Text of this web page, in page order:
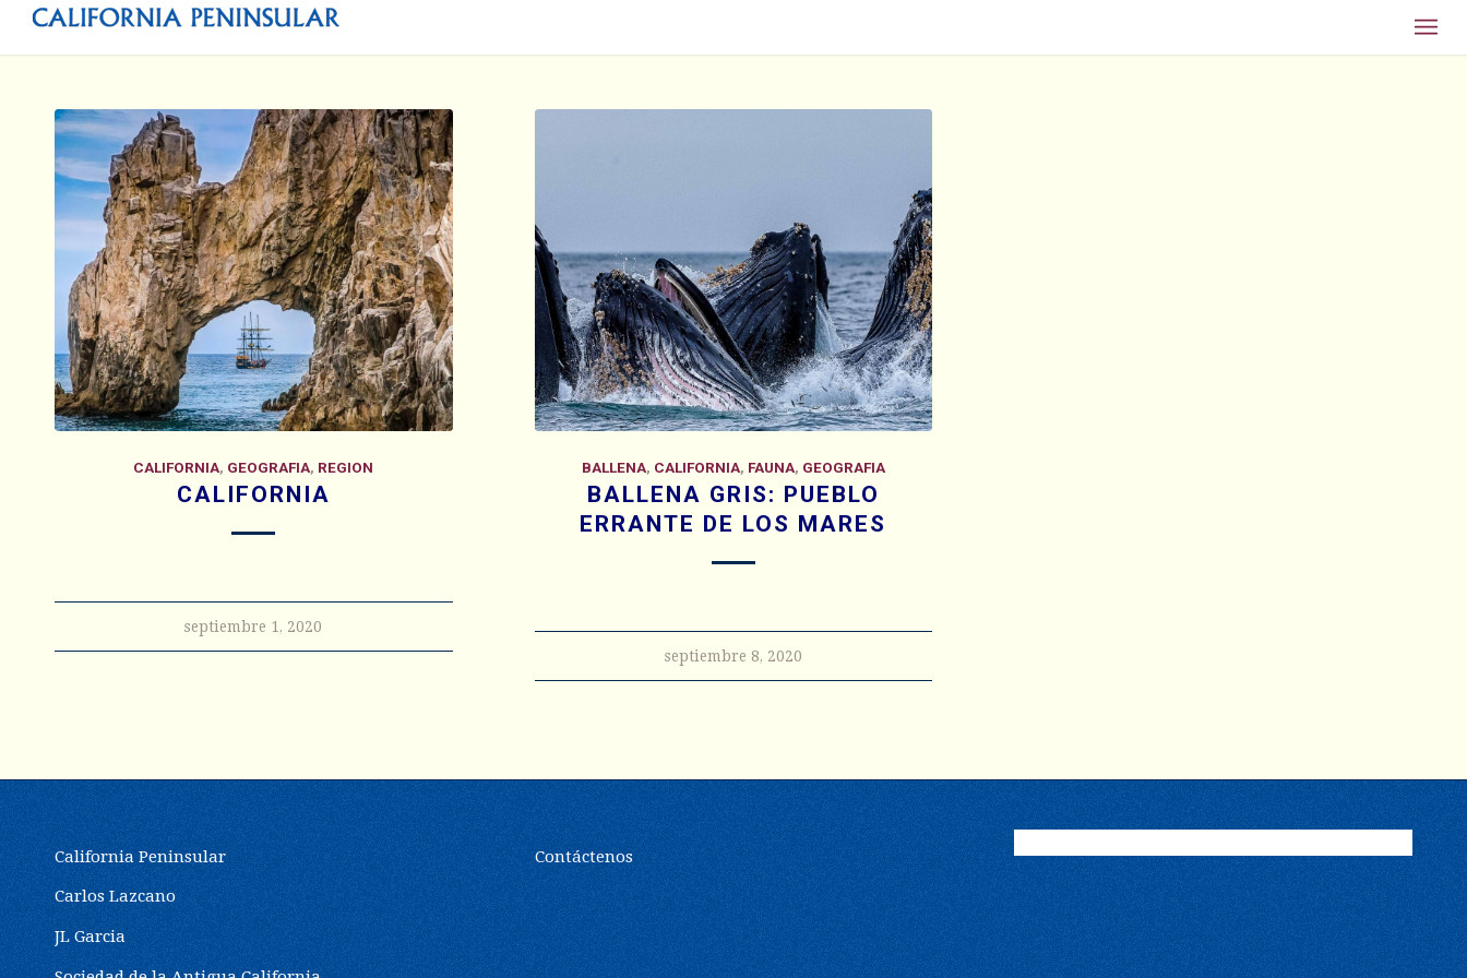
CALIFORNIA, GEOGRAFIA, REGION
CALIFORNIA
septiembre 1, 2020
BALLENA, CALIFORNIA, FAUNA, GEOGRAFIA
BALLENA GRIS: PUEBLO
ERRANTE DE LOS MARES
septiembre 8, 2020
California Peninsular
Carlos Lazcano
JL Garcia
Contáctenos